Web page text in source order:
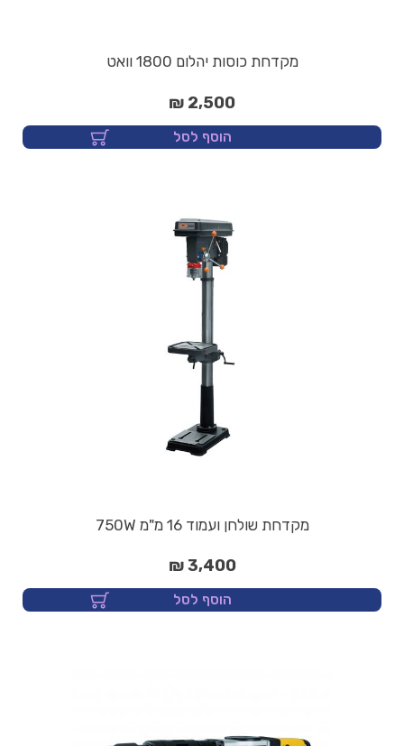
מקדחת כוסות יהלום 1800 וואט
2,500 ₪
הוסף לסל
מקדחת שולחן ועמוד 16 מ"מ 750W
3,400 ₪
הוסף לסל